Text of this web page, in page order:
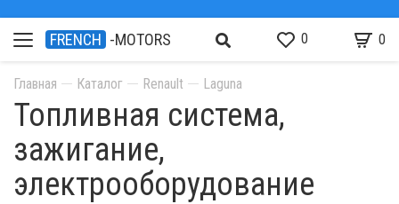
FRENCH -MOTORS 0 0
Главная Каталог Renault Laguna
Топливная система,
зажигание,
электрооборудование